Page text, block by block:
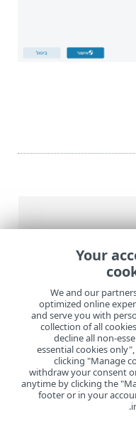
ESET
מתקדמות
Your
We and our
optimized online
and serve you with
collection of all
decline all non-
essential cookies
clicking "Manage
withdraw your consent
anytime by clicking the
footer or in your
.